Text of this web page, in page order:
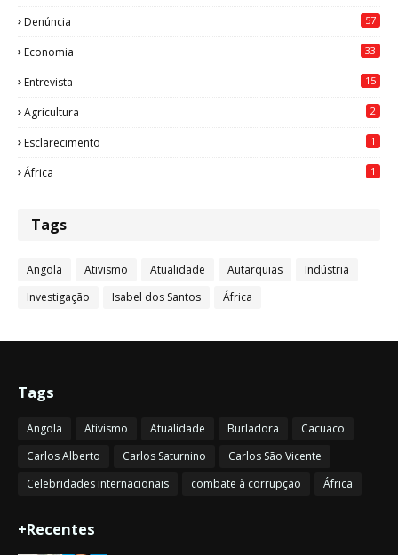
Denúncia 57
Economia 33
Entrevista 15
Agricultura 2
Esclarecimento 1
África 1
Tags
Angola Ativismo Atualidade Autarquias
Indústria
Investigação
Isabel dos Santos África
Tags
Angola Ativismo Atualidade Burladora
Cacuaco
Carlos Alberto
Carlos Saturnino
Carlos São Vicente
Celebridades internacionais
combate à corrupção África
+Recentes